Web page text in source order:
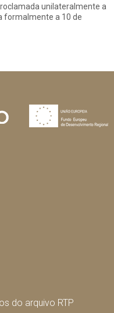
unilateralmente a
formalmente a 10 de
do arquivo RTP